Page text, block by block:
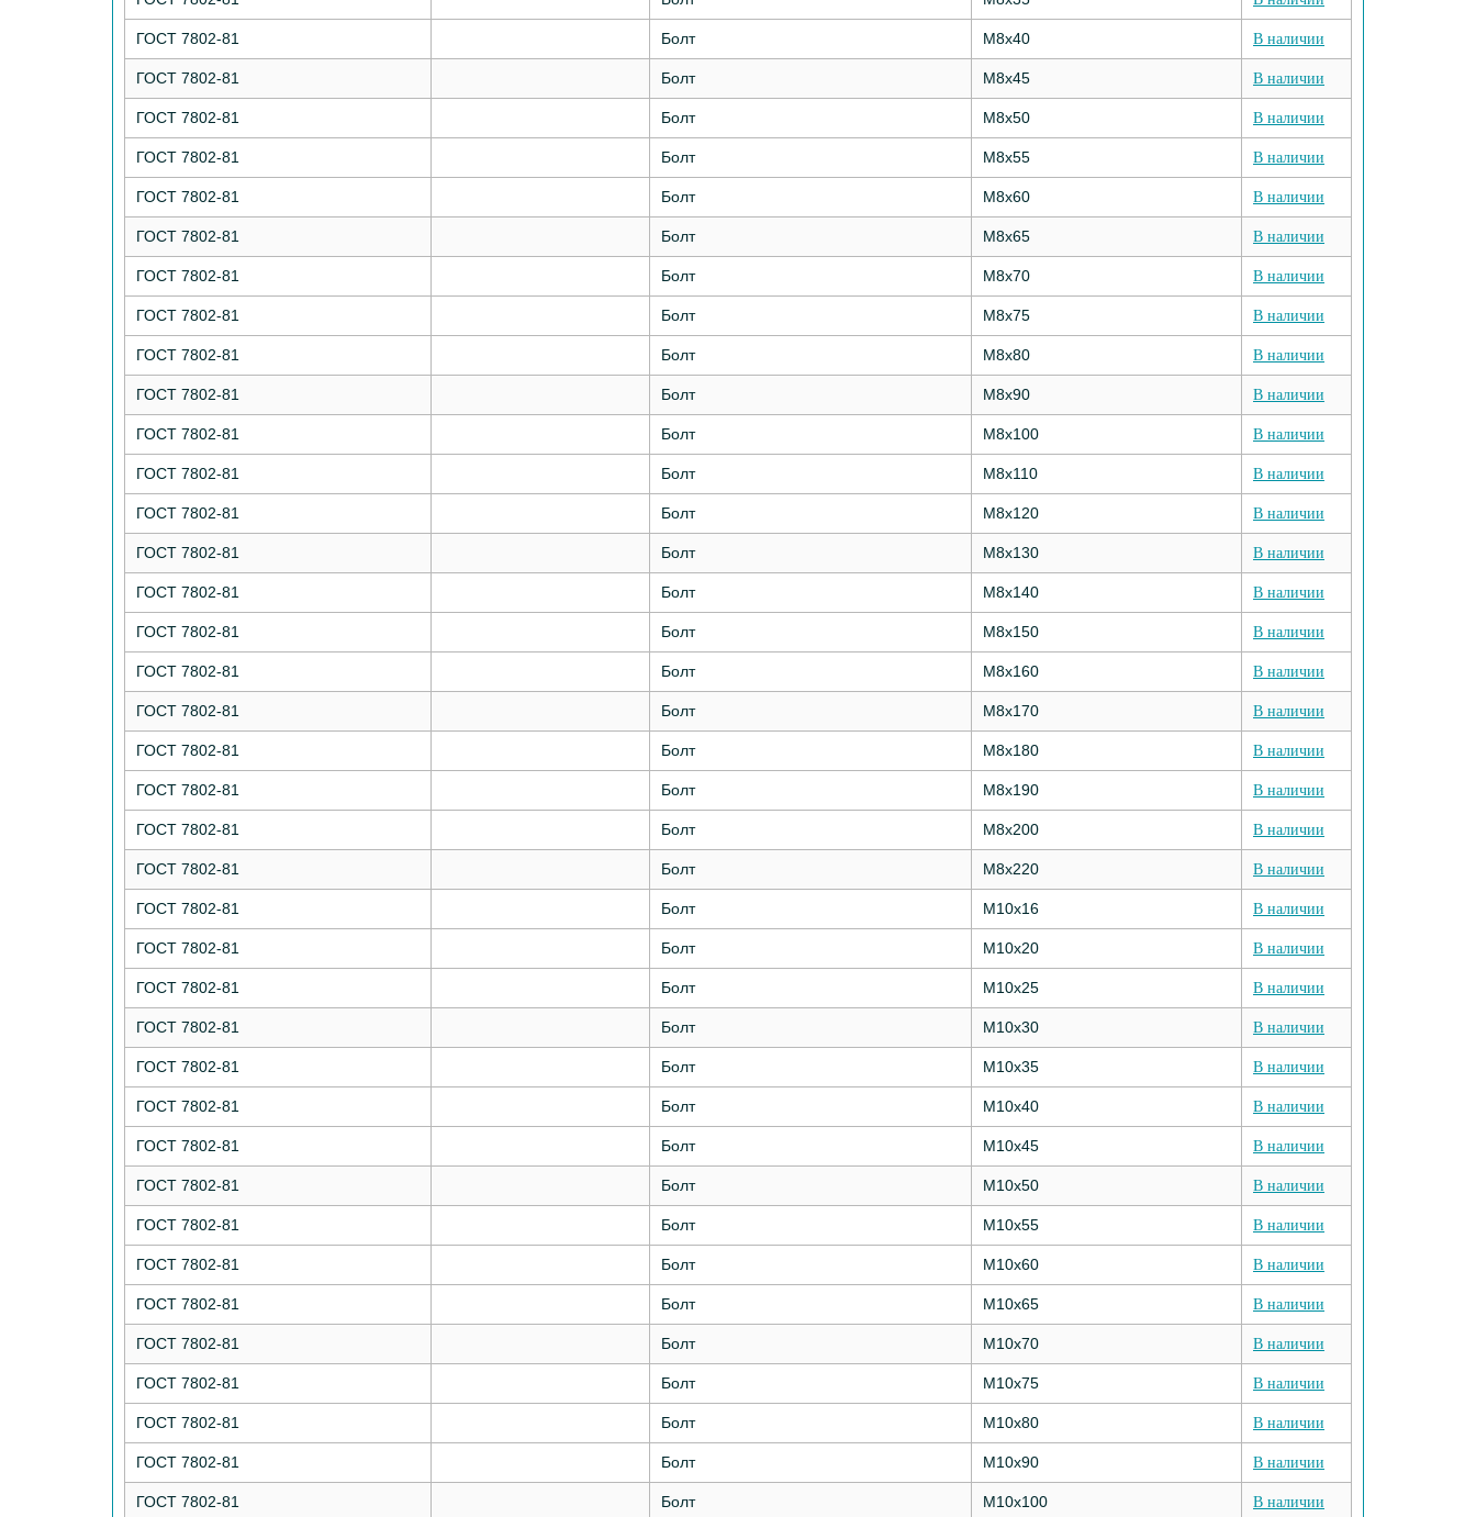
ГОСТ 7802-81 Болт М8х40 В наличии
ГОСТ 7802-81 Болт М8х45 В наличии
ГОСТ 7802-81 Болт М8х50 В наличии
ГОСТ 7802-81 Болт М8х55 В наличии
ГОСТ 7802-81 Болт М8х60 В наличии
ГОСТ 7802-81 Болт М8х65 В наличии
ГОСТ 7802-81 Болт М8х70 В наличии
ГОСТ 7802-81 Болт М8х75 В наличии
ГОСТ 7802-81 Болт М8х80 В наличии
ГОСТ 7802-81 Болт М8х90 В наличии
ГОСТ 7802-81 Болт М8х100 В наличии
ГОСТ 7802-81 Болт М8х110 В наличии
ГОСТ 7802-81 Болт М8х120 В наличии
ГОСТ 7802-81 Болт М8х130 В наличии
ГОСТ 7802-81 Болт М8х140 В наличии
ГОСТ 7802-81 Болт М8х150 В наличии
ГОСТ 7802-81 Болт М8х160 В наличии
ГОСТ 7802-81 Болт М8х170 В наличии
ГОСТ 7802-81 Болт М8х180 В наличии
ГОСТ 7802-81 Болт М8х190 В наличии
ГОСТ 7802-81 Болт М8х200 В наличии
ГОСТ 7802-81 Болт М8х220 В наличии
ГОСТ 7802-81 Болт М10х16 В наличии
ГОСТ 7802-81 Болт М10х20 В наличии
ГОСТ 7802-81 Болт М10х25 В наличии
ГОСТ 7802-81 Болт М10х30 В наличии
ГОСТ 7802-81 Болт М10х35 В наличии
ГОСТ 7802-81 Болт М10х40 В наличии
ГОСТ 7802-81 Болт М10х45 В наличии
ГОСТ 7802-81 Болт М10х50 В наличии
ГОСТ 7802-81 Болт М10х55 В наличии
ГОСТ 7802-81 Болт М10х60 В наличии
ГОСТ 7802-81 Болт М10х65 В наличии
ГОСТ 7802-81 Болт М10х70 В наличии
ГОСТ 7802-81 Болт М10х75 В наличии
ГОСТ 7802-81 Болт М10х80 В наличии
ГОСТ 7802-81 Болт М10х90 В наличии
ГОСТ 7802-81 Болт М10х100 В наличии